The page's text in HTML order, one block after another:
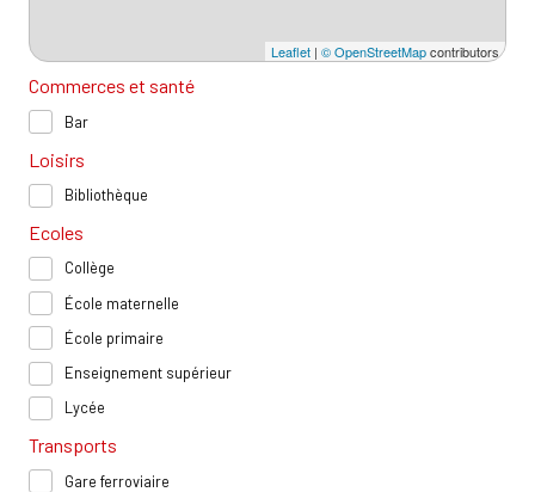
Leaflet | © OpenStreetMapcontributors
Commerces et santé
Bar
Loisirs
Bibliothèque
Ecoles
Collège
École maternelle
École primaire
Enseignement supérieur
Lycée
Transports
Gare ferroviaire